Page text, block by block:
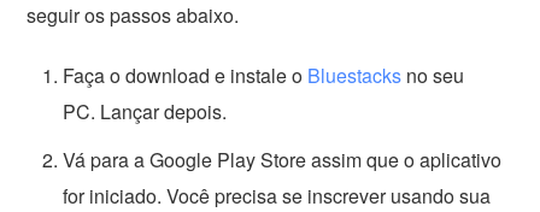
seguir os passos abaixo.
Faça o download e instale o Bluestacks no seu
PC. Lançar depois.
Vá para a Google Play Store assim que o aplicativo
for iniciado. Você precisa se inscrever usando sua